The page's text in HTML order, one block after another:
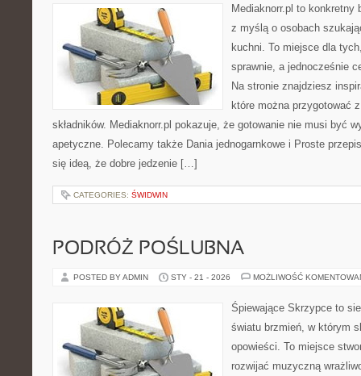
Mediaknorr.pl to konkretny
z myślą o osobach
kuchni. To miejsce dla
sprawnie, a jednocześnie
Na stronie znajdziesz
które można przygotować
składników. Mediaknorr.pl pokazuje, że gotowanie nie musi być
apetyczne. Polecamy także Dania jednogarnkowe i Proste
się ideą, że dobre jedzenie […]
CATEGORIES: ŚWIDWIN
PODRÓŻ POŚLUBNA
POSTED BY ADMIN STY - 21 - 2026 MOŻLIWOŚĆ
Śpiewające Skrzypce to
światu brzmień, w którym
opowieści. To miejsce
rozwijać muzyczną